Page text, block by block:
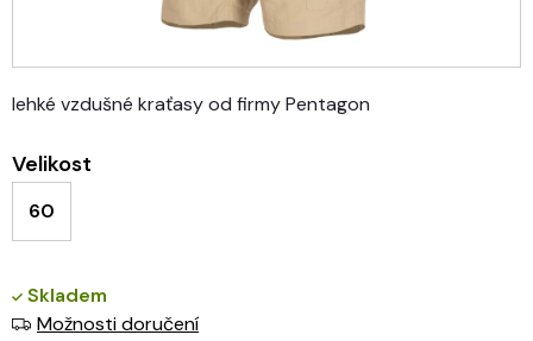
Velikost
60
lehké vzdušné kraťasy od firmy Pentagon
Skladem
Možnosti doručení